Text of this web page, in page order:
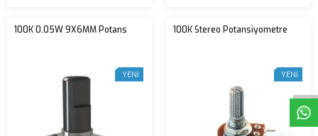
W
h
t
s
a
p
p
D
e
s
e
H
a
t
t
100K 0.05W 9X6MM Potans
YENI
100K Stereo Potansiyometre
YENI